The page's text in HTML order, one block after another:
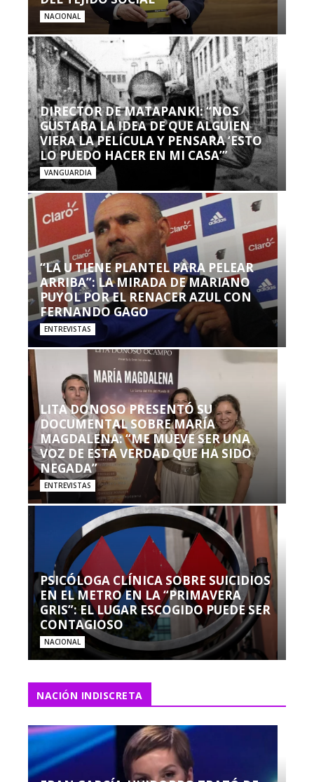
NACIONAL
DIRECTOR DE MATAPANKI: “NOS
GUSTABA LA IDEA DE QUE ALGUIEN
VIERA LA PELÍCULA Y PENSARA ‘ESTO
LO PUEDO HACER EN MI CASA’”
VANGUARDIA
“LA U TIENE PLANTEL PARA PELEAR
ARRIBA”: LA MIRADA DE MARIANO
PUYOL POR EL RENACER AZUL CON
FERNANDO GAGO
ENTREVISTAS
LITA DONOSO PRESENTÓ SU
DOCUMENTAL SOBRE MARÍA
MAGDALENA: “ME MUEVE SER UNA
VOZ DE ESTA VERDAD QUE HA SIDO
NEGADA”
ENTREVISTAS
PSICÓLOGA CLÍNICA SOBRE SUICIDIOS
EN EL METRO EN LA “PRIMAVERA
GRIS”: EL LUGAR ESCOGIDO PUEDE SER
CONTAGIOSO
NACIONAL
NACIÓN INDISCRETA